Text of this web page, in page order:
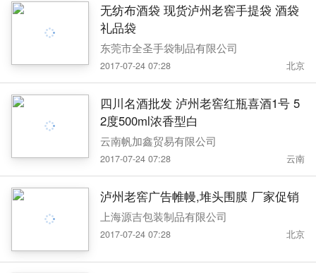
无纺布酒袋 现货泸州老窖手提袋 酒袋
礼品袋
东莞市全圣手袋制品有限公司
2017-07-24 07:28 北京
四川名酒批发 泸州老窖红瓶喜酒1号 5
2度500ml浓香型白
云南帆加鑫贸易有限公司
2017-07-24 07:28 云南
泸州老窖广告帷幔,堆头围膜 厂家促销
上海源吉包装制品有限公司
2017-07-24 07:28 北京